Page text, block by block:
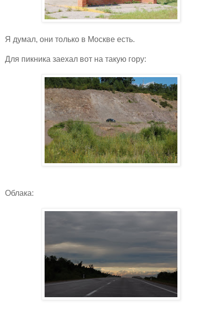
Я думал, они только в Москве есть.
Для пикника заехал вот на такую гору:
Облака: